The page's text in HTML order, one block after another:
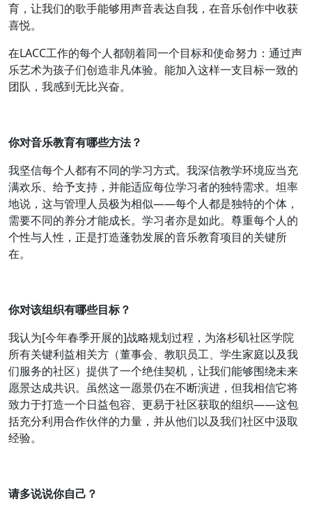
育，让我们的歌手能够用声音表达自我，在音乐创作中收获
喜悦。
在LACC工作的每个人都朝着同一个目标和使命努力：通过声
乐艺术为孩子们创造非凡体验。能加入这样一支目标一致的
团队，我感到无比兴奋。
你对音乐教育有哪些方法？
我坚信每个人都有不同的学习方式。我深信教学环境应当充
满欢乐、给予支持，并能适应每位学习者的独特需求。坦率
地说，这与管理人员极为相似——每个人都是独特的个体，
需要不同的养分才能成长。学习者亦是如此。尊重每个人的
个性与人性，正是打造蓬勃发展的音乐教育项目的关键所
在。
你对该组织有哪些目标？
我认为[今年春季开展的]战略规划过程，为洛杉矶社区学院
所有关键利益相关方（董事会、教职员工、学生家庭以及我
们服务的社区）提供了一个绝佳契机，让我们能够围绕未来
愿景达成共识。虽然这一愿景仍在不断演进，但我相信它将
致力于打造一个日益包容、更易于社区获取的组织——这包
括充分利用合作伙伴的力量，并从他们以及我们社区中汲取
经验。
请多说说你自己？